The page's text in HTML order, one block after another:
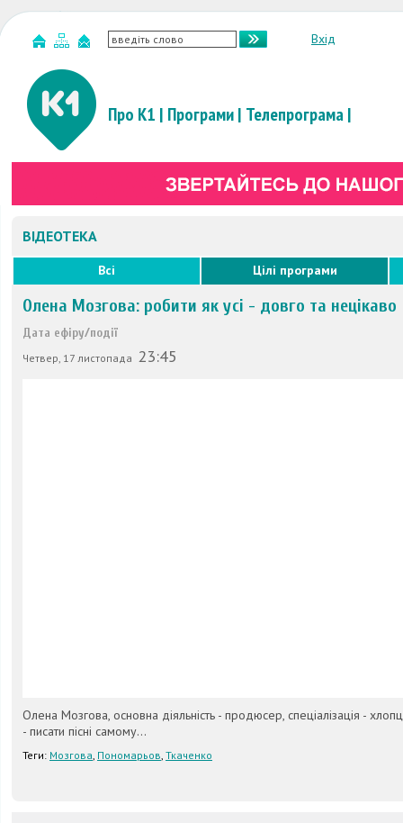
Вхід
Про К1 | Програми| Телепрограма|
ВІДЕОТЕКА
Всі Цілі програми
Олена Мозгова: робити як усі - довго та нецікаво
Дата ефіру/події
Четвер, 17 листопада 23:45
Олена Мозгова, основна діяльність - продюсер, спеціалізація -
- писати пісні самому...
Теги: Мозгова, Пономарьов, Ткаченко